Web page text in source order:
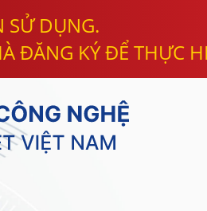
SỬ DỤNG.
ĐĂNG KÝ ĐỂ THỰC